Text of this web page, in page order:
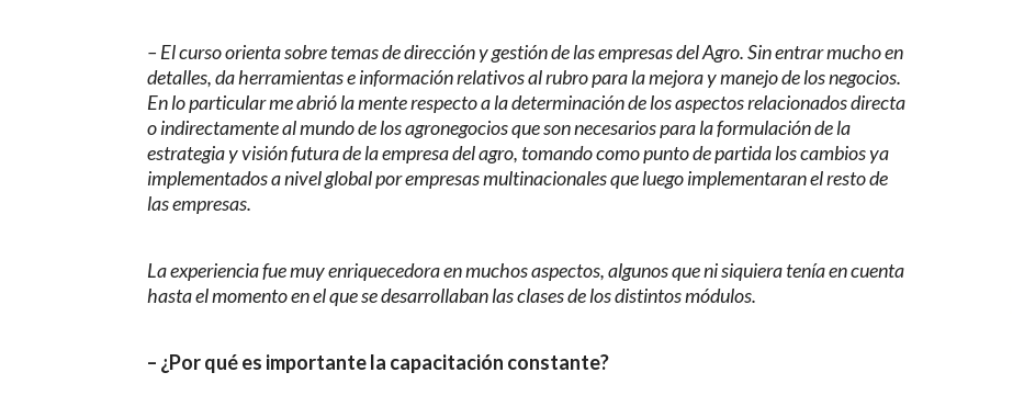
– El curso orienta sobre temas de dirección y gestión de las empresas del Agro. Sin entrar mucho en
detalles, da herramientas e información relativos al rubro para la mejora y manejo de los negocios.
En lo particular me abrió la mente respecto a la determinación de los aspectos relacionados directa
o indirectamente al mundo de los agronegocios que son necesarios para la formulación de la
estrategia y visión futura de la empresa del agro, tomando como punto de partida los cambios ya
implementados a nivel global por empresas multinacionales que luego implementaran el resto de
las empresas.
La experiencia fue muy enriquecedora en muchos aspectos, algunos que ni siquiera tenía en cuenta
hasta el momento en el que se desarrollaban las clases de los distintos módulos.
– ¿Por qué es importante la capacitación constante?